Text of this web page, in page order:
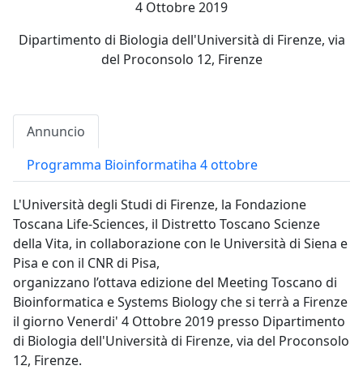
4 Ottobre 2019
Dipartimento di Biologia dell'Università di Firenze, via
del Proconsolo 12, Firenze
Annuncio
Programma Bioinformatiha 4 ottobre
L'Università degli Studi di Firenze, la Fondazione
Toscana Life-Sciences, il Distretto Toscano Scienze
della Vita, in collaborazione con le Università di Siena e
Pisa e con il CNR di Pisa,
organizzano l’ottava edizione del Meeting Toscano di
Bioinformatica e Systems Biology che si terrà a Firenze
il giorno Venerdi' 4 Ottobre 2019 presso Dipartimento
di Biologia dell'Università di Firenze, via del Proconsolo
12, Firenze.